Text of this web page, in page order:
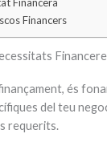
Financers
és
del teu
requerits.